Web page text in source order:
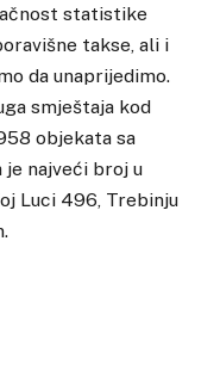
statistike
takse, ali i
da unaprijedimo.
smještaja kod
objekata sa
je najveći broj u
Luci 496, Trebinju